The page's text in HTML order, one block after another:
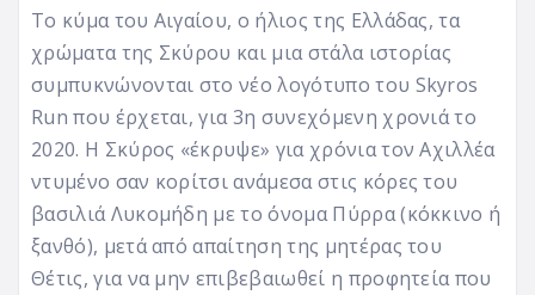
Το κύμα του Αιγαίου, ο ήλιος της Ελλάδας, τα
χρώματα της Σκύρου και μια στάλα ιστορίας
συμπυκνώνονται στο νέο λογότυπο του Skyros
Run που έρχεται, για 3η συνεχόμενη χρονιά το
2020. Η Σκύρος «έκρυψε» για χρόνια τον Αχιλλέα
ντυμένο σαν κορίτσι ανάμεσα στις κόρες του
βασιλιά Λυκομήδη με το όνομα Πύρρα (κόκκινο ή
ξανθό), μετά από απαίτηση της μητέρας του
Θέτις, για να μην επιβεβαιωθεί η προφητεία που